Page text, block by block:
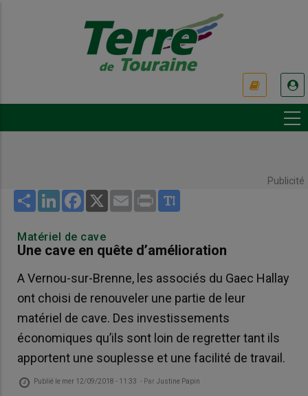
Publicité
Share LinkedInFacebook
X Email Print
Matériel de cave
Une cave en quête d’amélioration
A Vernou-sur-Brenne, les associés du Gaec Hallay
ont choisi de renouveler une partie de leur
matériel de cave. Des investissements
économiques qu’ils sont loin de regretter tant ils
apportent une souplesse et une facilité de travail.
Publié le mer 12/09/2018 - 11:33 - Par Justine Papin